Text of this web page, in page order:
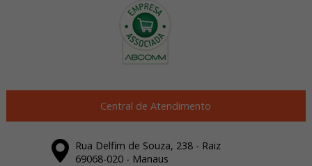
Central de Atendimento
Rua Delfim de Souza, 238 - Raiz
69068-020 - Manaus